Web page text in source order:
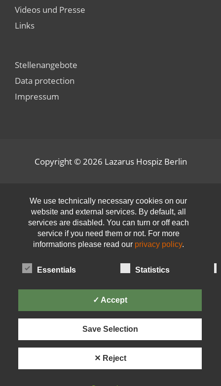
Videos und Presse
Links
Stellenangebote
Data protection
Impressum
Copyright © 2026 Lazarus Hospiz Berlin
Open toolbar
We use technically necessary cookies on our
website and external services. By default, all
services are disabled. You can turn or off each
service if you need them or not. For more
informations please read our privacy policy.
Essentials Statistics
✓ Accept
Save Selection
✕ Reject